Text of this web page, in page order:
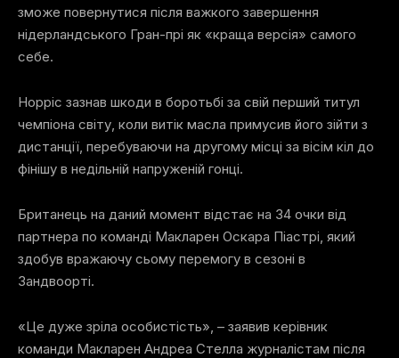
зможе повернутися після важкого завершення
нідерландського Гран-прі як «краща версія» самого
себе.
Норріс зазнав шкоди в боротьбі за свій перший титул
чемпіона світу, коли витік масла примусив його зійти з
дистанції, перебуваючи на другому місці за вісім кіл до
фінішу в недільній напруженій гонці.
Британець на даний момент відстає на 34 очки від
партнера по команді Макларен Оскара Піастрі, який
здобув вражаючу сьому перемогу в сезоні в
Зандвоорті.
«Це дуже зріла особистість», – заявив керівник
команди Макларен Андреа Стелла журналістам після